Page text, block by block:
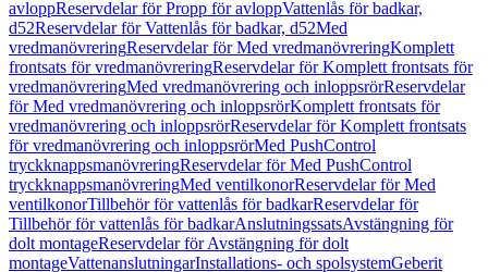
avloppReservdelar för Propp för avloppVattenlås för badkar,
d52Reservdelar för Vattenlås för badkar, d52Med
vredmanövreringReservdelar för Med vredmanövreringKomplett
frontsats för vredmanövreringReservdelar för Komplett frontsats för
vredmanövreringMed vredmanövrering och inloppsrörReservdelar
för Med vredmanövrering och inloppsrörKomplett frontsats för
vredmanövrering och inloppsrörReservdelar för Komplett frontsats
för vredmanövrering och inloppsrörMed PushControl
tryckknappsmanövreringReservdelar för Med PushControl
tryckknappsmanövreringMed ventilkonorReservdelar för Med
ventilkonorTillbehör för vattenlås för badkarReservdelar för
Tillbehör för vattenlås för badkarAnslutningssatsAvstängning för
dolt montageReservdelar för Avstängning för dolt
montageVattenanslutningarInstallations- och spolsystemGeberit